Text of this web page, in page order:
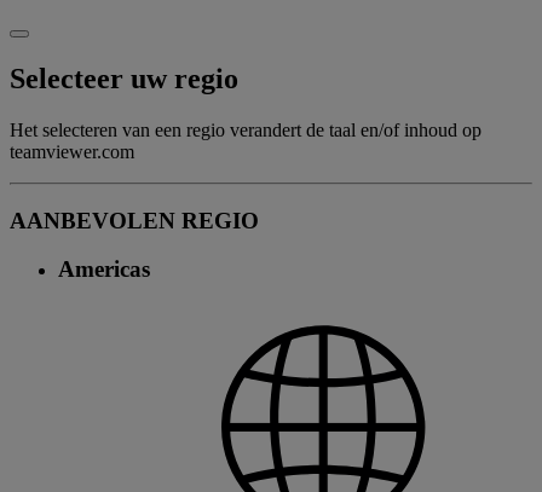
Selecteer uw regio
Het selecteren van een regio verandert de taal en/of inhoud op
teamviewer.com
AANBEVOLEN REGIO
Americas